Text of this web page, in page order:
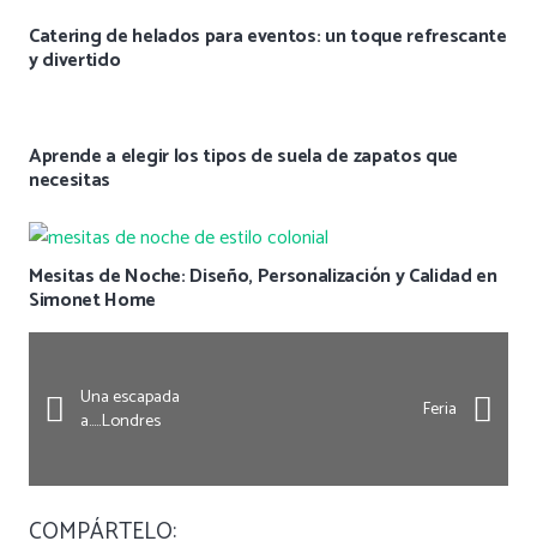
Catering de helados para eventos: un toque refrescante
y divertido
Aprende a elegir los tipos de suela de zapatos que
necesitas
Mesitas de Noche: Diseño, Personalización y Calidad en
Simonet Home
Una escapada
a…..Londres
Feria
COMPÁRTELO: